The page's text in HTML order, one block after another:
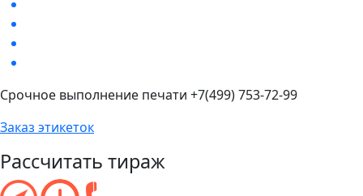
Срочное выполнение печати +7(499) 753-72-99
Заказ этикеток
Рассчитать тираж